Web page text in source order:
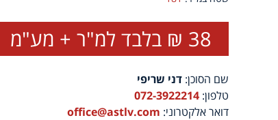
38 ₪ בלבד למ"ר + מע"מ
שם הסוכן: דני שריפי
טלפון: 072-3922214
דואר אלקטרוני: office@astlv.com